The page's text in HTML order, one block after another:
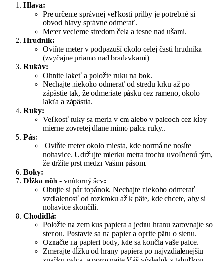
Hlava:
Pre určenie správnej veľkosti prilby je potrebné si
obvod hlavy správne odmerať.
Meter vedieme stredom čela a tesne nad ušami.
Hrudník:
Oviňte meter v podpazuší okolo celej časti hrudníka
(zvyčajne priamo nad bradavkami)
Rukáv:
Ohnite lakeť a položte ruku na bok.
Nechajte niekoho odmerať od stredu krku až po
zápästie tak, že odmeriate pásku cez rameno, okolo
lakťa a zápästia.
Ruky:
Veľkosť ruky sa meria v cm alebo v palcoch cez kĺby
mierne zovretej dlane mimo palca ruky..
Pás:
Oviňte meter okolo miesta, kde normálne nosíte
nohavice. Udržujte mierku metra trochu uvoľnenú tým,
že držíte prst medzi Vašim pásom.
Boky:
Dĺžka nôh - vnútorný šev:
Obujte si pár topánok. Nechajte niekoho odmerať
vzdialenosť od rozkroku až k päte, kde chcete, aby si
nohavice skončili.
Chodidlá:
Položte na zem kus papiera a jednu hranu zarovnajte so
stenou. Postavte sa na papier a oprite pätu o stenu.
Označte na papieri body, kde sa končia vaše palce.
Zmerajte dĺžku od hrany papiera po najvzdialenejšiu